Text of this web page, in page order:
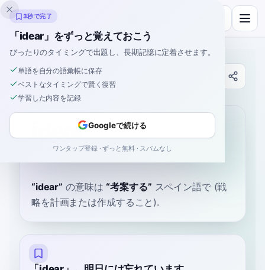
Inklingo
辞書
ホーム›スペイン語
idear
ee-deh-ahr i.ðeˈaɾ
“idear” の意味は “考案する” スペイン語で(戦
略を計画または作成すること).
3秒で完了
「idear」をずっと覚えておこう
ぴったりのタイミングで出題し、長期記憶に定着させます。
単語を自分の語彙帳に保存
ベストなタイミングで賢く復習
学習した内容を記録
Googleで続ける
ワンタップ登録 · ずっと無料 · スパムなし